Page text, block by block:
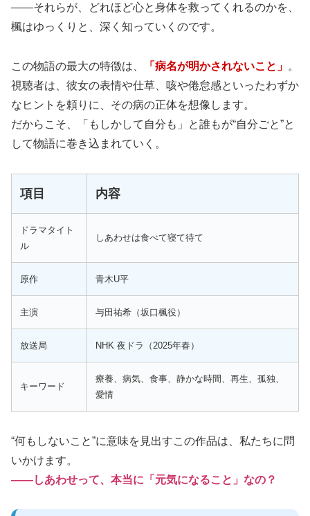
——それらが、どれほど心と身体を救ってくれるのかを、
楓はゆっくりと、深く知っていくのです。
この物語の最大の特徴は、 「病名が明かされないこと」 。
視聴者は、彼女の表情や仕草、咳や倦怠感といったわずか
なヒントを頼りに、その病の正体を想像します。
だからこそ、「もしかして自分も」と誰もが“自分ごと”と
して物語に巻き込まれていく。
項目 内容
ドラマタイト
ル
しあわせは食べて寝て待て
原作 青木U平
主演 与田祐希（坂口楓役）
放送局 NHK 夜ドラ（2025年春）
キーワード
療養、病気、食事、静かな時間、再生、孤独、
愛情
“何もしないこと”に意味を見出すこの作品は、私たちに問
いかけます。
——しあわせって、本当に「元気になること」なの？